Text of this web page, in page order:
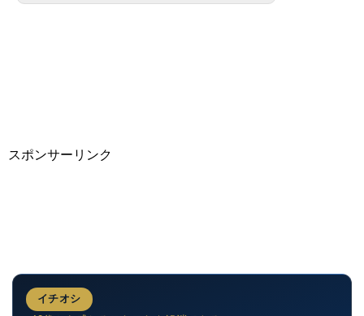
スポンサーリンク
イチオシ